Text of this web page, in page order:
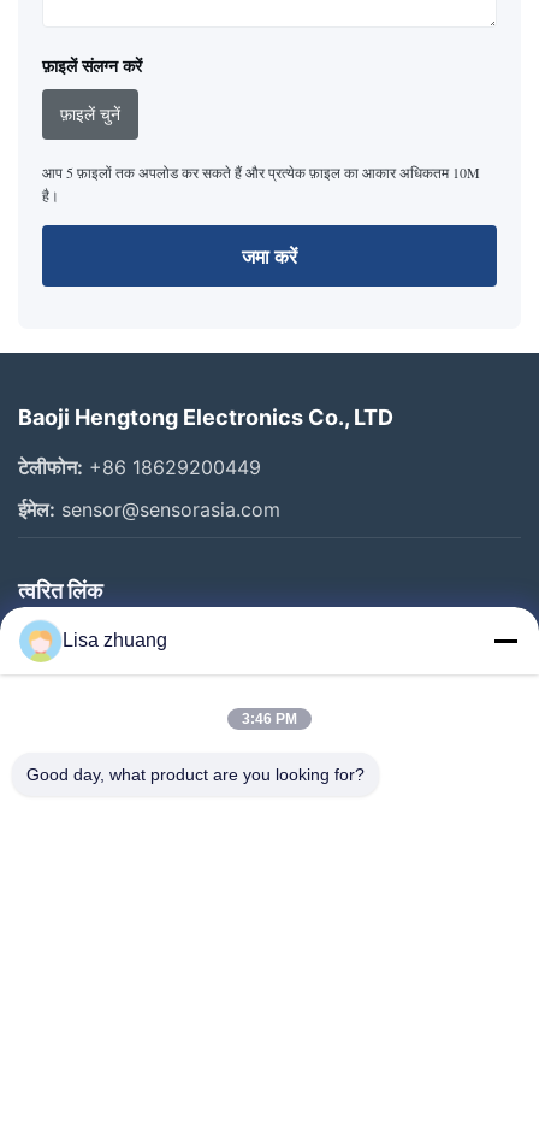
फ़ाइलें संलग्न करें
फ़ाइलें चुनें
आप 5 फ़ाइलों तक अपलोड कर सकते हैं और प्रत्येक फ़ाइल का आकार अधिकतम 10M
है।
जमा करें
Baoji Hengtong Electronics Co., LTD
टेलीफोन: +86 18629200449
ईमेल: sensor@sensorasia.com
त्वरित लिंक
घर
उत्पादों
हमारे बारे में
Lisa zhuang
3:46 PM
Good day, what product are you looking for?